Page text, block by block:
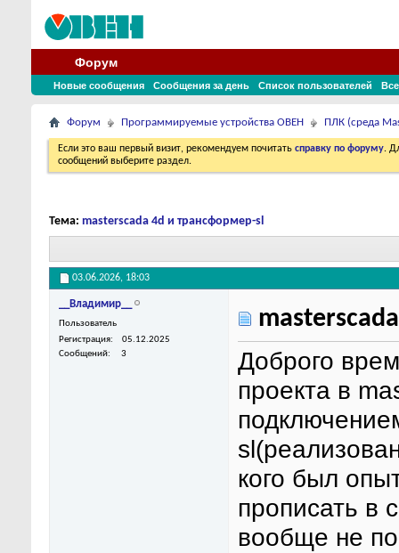
Форум
Новые сообщения Сообщения за день Список пользователей
Форум Программируемые устройства ОВЕН ПЛК (среда
Если это ваш первый визит, рекомендуем почитать справку по форуму.
сообщений выберите раздел.
Тема: masterscada 4d и трансформер-sl
03.06.2026, 18:03
__Владимир__
Пользователь
Регистрация
05.12.2025
Сообщений
3
Доброго
проекта в
кого был
прописать в
вообще не